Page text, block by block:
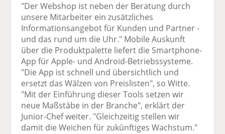
"Der Webshop ist neben der Beratung durch
unsere Mitarbeiter ein zusätzliches
Informationsangebot für Kunden und Partner -
und das rund um die Uhr." Mobile Auskunft
über die Produktpalette liefert die Smartphone-
App für Apple- und Android-Betriebssysteme.
"Die App ist schnell und übersichtlich und
ersetzt das Wälzen von Preislisten", so Witte.
"Mit der Einführung dieser Tools setzen wir
neue Maßstäbe in der Branche", erklärt der
Junior-Chef weiter. "Gleichzeitig stellen wir
damit die Weichen für zukünftiges Wachstum."